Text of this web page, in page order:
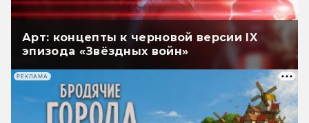
Арт: концепты к черновой версии IX
эпизода «Звёздных войн»
РЕКЛАМА